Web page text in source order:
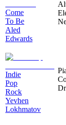
Come
To Be
Aled
Edwards
Indie
Pop
Rock
Yevhen
Lokhmatov